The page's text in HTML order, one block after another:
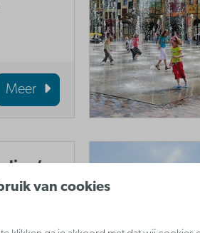
Meer
zich eenvan cookies